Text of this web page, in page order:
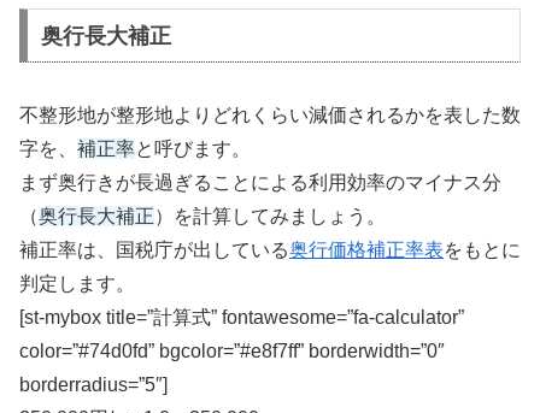
奥行長大補正
不整形地が整形地よりどれくらい減価されるかを表した数
字を、 補正率と呼びます。
まず奥行きが長過ぎることによる利用効率のマイナス分
（奥行長大補正）を計算してみましょう。
補正率は、国税庁が出している奥行価格補正率表をもとに
判定します。
[st-mybox title=”計算式” fontawesome=”fa-calculator”
color=”#74d0fd” bgcolor=”#e8f7ff” borderwidth=”0″
borderradius=”5″]